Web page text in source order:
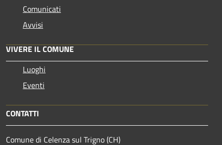
Comunicati
Avvisi
VIVERE IL COMUNE
Luoghi
Eventi
CONTATTI
Comune di Celenza sul Trigno (CH)